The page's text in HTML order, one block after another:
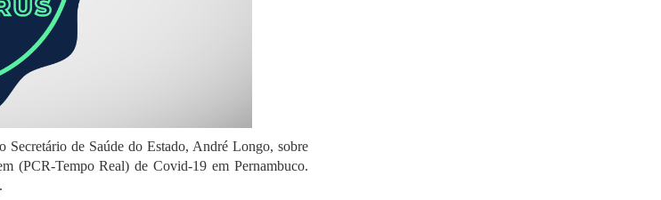
Secretário de Saúde do Estado, André Longo, sobre
(PCR-Tempo Real) de Covid-19 em Pernambuco.